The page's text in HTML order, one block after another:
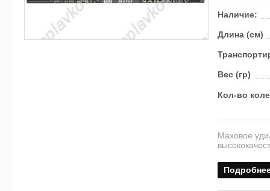
Наличие:
Длина (см)
Вес (гр)
Кол-во
Маховое